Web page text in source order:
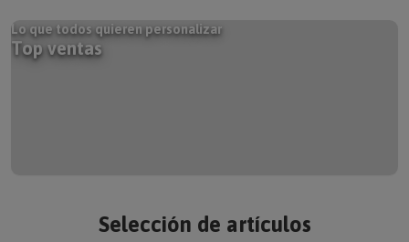
Top ventas
Selección de artículos